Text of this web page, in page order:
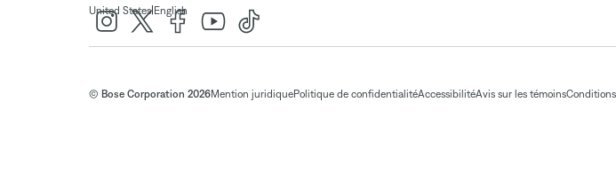
United States| English
© Bose Corporation 2026Mention juridiquePolitique de confidentialitéAccessibilitéAvis sur les témoins